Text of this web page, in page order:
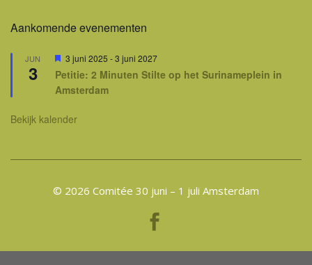
Aankomende evenementen
JUN
3
Uitgelicht
3 juni 2025 -3 juni 2027
Petitie: 2 Minuten Stilte op het Surinameplein in
Amsterdam
Bekijk kalender
© 2026 Comitée 30 juni – 1 juli Amsterdam